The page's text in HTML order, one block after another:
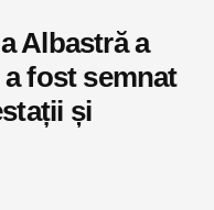
Albastră a
fost semnat
și